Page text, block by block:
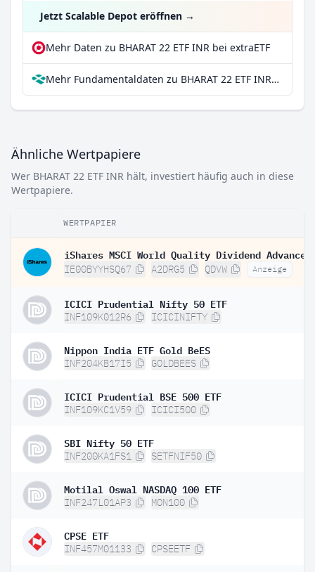
Jetzt Scalable Depot eröffnen →
Mehr Daten zu BHARAT 22 ETF INR bei extraETF
Mehr Fundamentaldaten zu BHARAT 22 ETF INR bei Parqet
Ähnliche Wertpapiere
Wer BHARAT 22 ETF INR hält, investiert häufig auch in diese
Wertpapiere.
WERTPAPIER
IE00BYYHSQ67 A2DRG5 QDVW Anzeige
ICICI Prudential Nifty 50 ETF
INF109K012R6 ICICINIFTY
Nippon India ETF Gold BeES
INF204KB17I5 GOLDBEES
ICICI Prudential BSE 500 ETF
INF109KC1V59 ICICI500
SBI Nifty 50 ETF
INF200KA1FS1 SETFNIF50
Motilal Oswal NASDAQ 100 ETF
INF247L01AP3 MON100
CPSE ETF
INF457M01133 CPSEETF